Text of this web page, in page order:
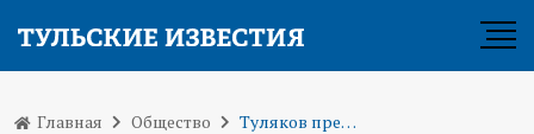
Главная Общество Туляков предупредили о надвигающейся непогоде